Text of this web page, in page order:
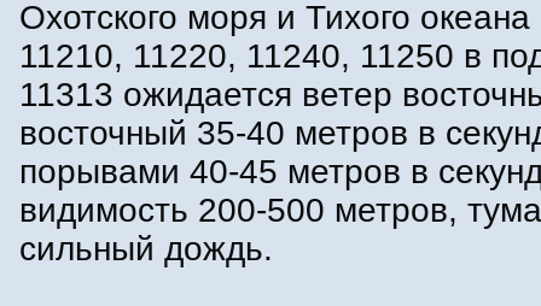
Охотского моря и Тихого
11210, 11220, 11240, 11250 в
11313 ожидается ветер
восточный 35-40 метров в
порывами 40-45 метров в
видимость 200-500 метров,
сильный дождь.